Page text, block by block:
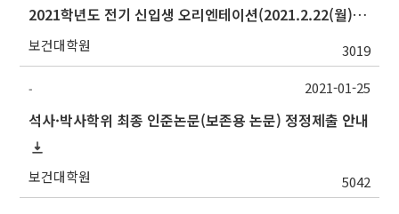
2021학년도 전기 신입생 오리엔테이션(2021.2.22(월)) 안내
보건대학원 3019
-
석사·박사학위 최종 인준논문(보존용 논문) 정정제출 안내
보건대학원 5042
2021-01-25